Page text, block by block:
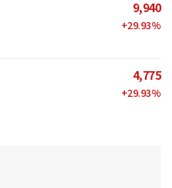
9,940
+29.93%
4,775
+29.93%